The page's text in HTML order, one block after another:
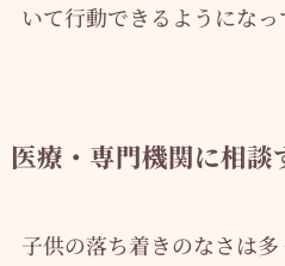
いて行動できるようになっ
医療・専門機関に相談
子供の落ち着きのなさは